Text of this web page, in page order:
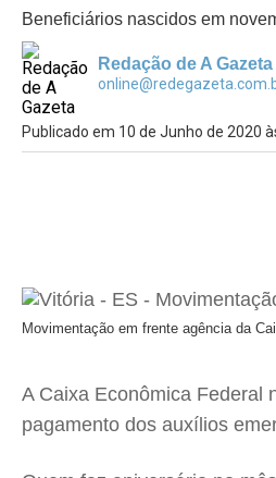
Beneficiários nascidos em
Redação de A Gazeta
Publicado em 10 de Junho de 2020
Movimentação em frente agência da
A Caixa Econômica Federal
pagamento dos auxílios